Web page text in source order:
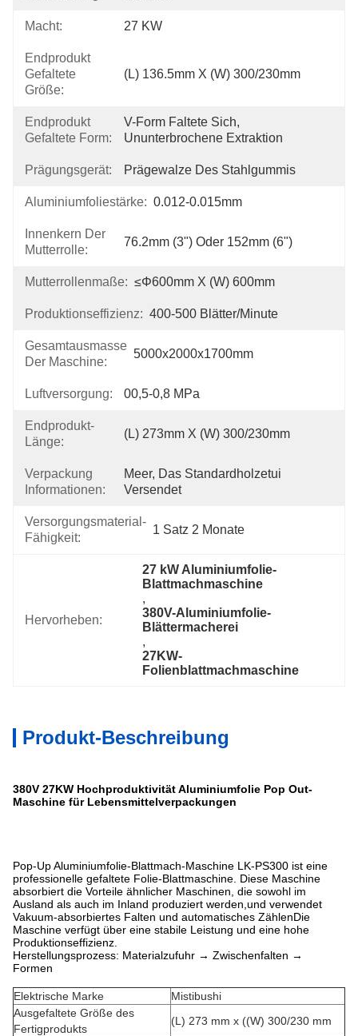
Macht: 27 KW
Endprodukt
Gefaltete
Größe:
(L) 136.5mm X (W) 300/230mm
Endprodukt
Gefaltete Form:
V-Form Faltete Sich,
Ununterbrochene Extraktion
Prägungsgerät: Prägewalze Des Stahlgummis
Aluminiumfoliestärke: 0.012-0.015mm
Innenkern Der
Mutterrolle:
76.2mm (3") Oder 152mm (6")
Mutterrollenmaße: ≤φ600mm X (W) 600mm
Produktionseffizienz: 400-500 Blätter/Minute
Gesamtausmasse
Der Maschine:
5000x2000x1700mm
Luftversorgung: 00,5-0,8 MPa
Endprodukt-
Länge:
(L) 273mm X (W) 300/230mm
Verpackung
Informationen:
Meer, Das Standardholzetui
Versendet
Versorgungsmaterial-
Fähigkeit:
1 Satz 2 Monate
Hervorheben:
27 kW Aluminiumfolie-
Blattmachmaschine
,
380V-Aluminiumfolie-
Blättermacherei
,
27KW-
Folienblattmachmaschine
Produkt-Beschreibung
380V 27KW Hochproduktivität Aluminiumfolie Pop Out-
Maschine für Lebensmittelverpackungen
Pop-Up Aluminiumfolie-Blattmach-Maschine LK-PS300 ist eine
professionelle gefaltete Folie-Blattmaschine. Diese Maschine
absorbiert die Vorteile ähnlicher Maschinen, die sowohl im
Ausland als auch im Inland produziert werden,und verwendet
Vakuum-absorbiertes Falten und automatisches ZählenDie
Maschine verfügt über eine stabile Leistung und eine hohe
Produktionseffizienz.
Herstellungsprozess: Materialzufuhr → Zwischenfalten →
Formen
Elektrische Marke
Mistibushi
Ausgefaltete Größe des
Fertigprodukts
(L) 273 mm x ((W) 300/230 mm